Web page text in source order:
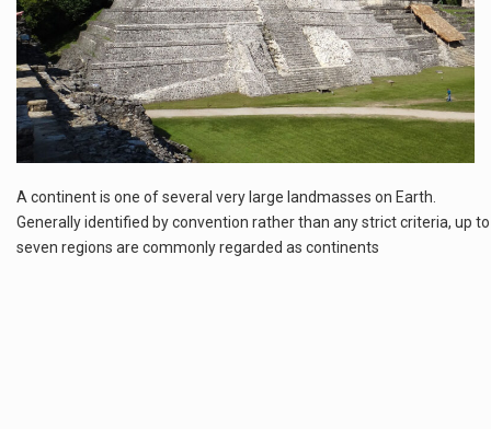
Estetyka i styl: Elegancja vs Minimalizm Główną różnicą, którą widać na pierwszy rzut oka, jest sposób pracy materiału. Rolety rzymskie to produkt typu "2 w 1"…
Co charakteryzuje wojnę na Ukrainie w 2026 roku? W 2026 roku wojna na Ukrainie trwa już pięć lat, a jej przebieg charakteryzuje się intensywnymi działaniami…
Czym jest Organizacja Traktatu Północnoatlantyckiego? Organizacja Traktatu Północnoatlantyckiego, powszechnie znana jako NATO, to międzynarodowy sojusz polityczno-wojskowy, który powstał 4 kwietnia 1949 roku. Został założony przez…
A continent is one of several very large landmasses on Earth.
Generally identified by convention rather than any strict criteria, up to
seven regions are commonly regarded as continents